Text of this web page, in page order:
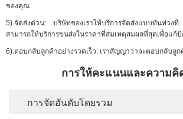
ของคุณ
5).จัดส่งด่วน: บริษัทของเราให้บริการจัดส่งแบบทันท่วงที
สามารถให้บริการขนส่งในราคาที่สมเหตุสมผลที่สุดเพื่อแ
6).ตอบกลับลูกค้าอย่างรวดเร็ว: เราสัญญาว่าจะตอบกลับลู
การให้คะแนนและความคิ
การจัดอันดับโดยรวม